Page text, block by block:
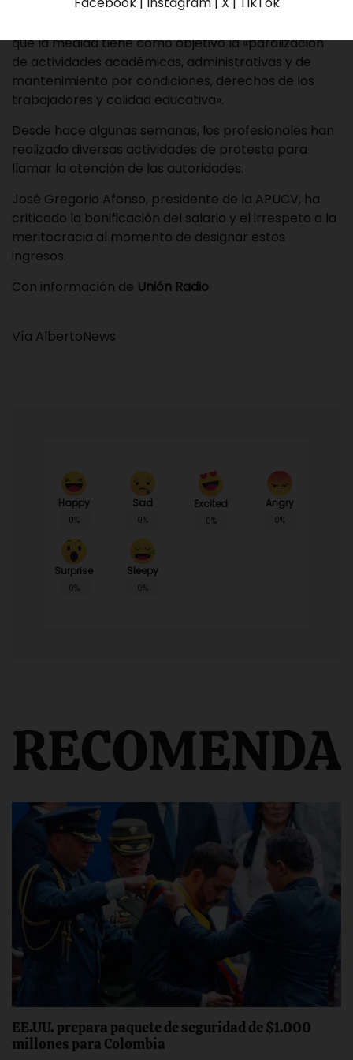
que la medida tiene como objetivo la «paralización
de actividades académicas, administrativas y de
mantenimiento por condiciones, derechos de los
trabajadores y calidad educativa».
Desde hace algunas semanas, los profesionales han
realizado diversas actividades de protesta para
llamar la atención de las autoridades.
José Gregorio Afonso, presidente de la APUCV, ha
criticado la bonificación del salario y el irrespeto a la
meritocracia al momento de designar estos
ingresos.
Con información de Unión Radio
Vía AlbertoNews
Happy
0%
Sad
0%
Excited
0%
Angry
0%
Surprise
0%
Sleepy
0%
EE.UU. prepara paquete de seguridad de $1.000
millones para Colombia